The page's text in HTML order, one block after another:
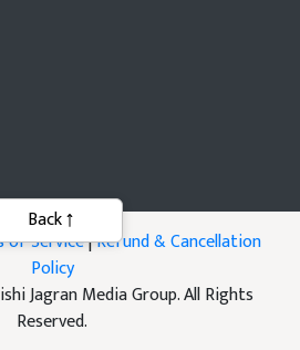
of Service|Refund & Cancellation
Policy
Jagran Media Group. All Rights
Reserved.